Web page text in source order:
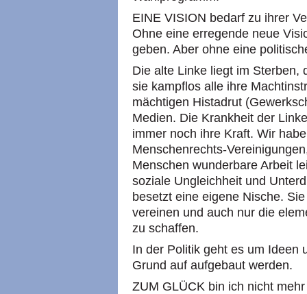
EINE VISION bedarf zu ihrer
Ohne eine erregende neue
geben. Aber ohne eine
Die alte Linke liegt im Sterben,
sie kampflos alle ihre
mächtigen Histadrut
Medien. Die Krankheit der
immer noch ihre Kraft. Wir
Menschenrechts-
Menschen wunderbare Arbeit
soziale Ungleichheit und
besetzt eine eigene Nische.
vereinen und auch nur die
zu schaffen.
In der Politik geht es um Ideen
Grund auf aufgebaut werden.
ZUM GLÜCK bin ich nicht